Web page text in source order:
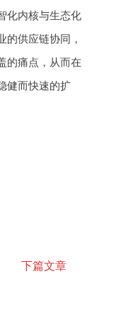
化内核与生态化
的供应链协同，
的痛点，从而在
健而快速的扩
下篇文章